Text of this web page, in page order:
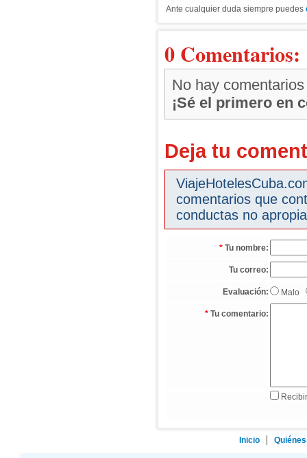
Ante cualquier duda siempre puedes
0 Comentarios:
No hay comentarios
¡Sé el primero en
Deja tu
comentarios que
conductas no
* Tu nombre:
Tu correo:
Evaluación: Malo
* Tu comentario:
Inicio